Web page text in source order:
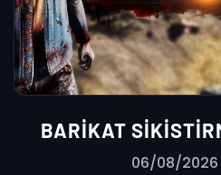
BARIKAT
06/08/2026